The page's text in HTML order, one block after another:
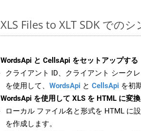
XLS Files to XLT SDK での
WordsApi と CellsApi をセットアップする
クライアント ID、クライアント シーク
を使用して、 WordsApi と CellsApi を初
WordsApi を使用して XLS を HTML に変
ローカル ファイル名と形式を HTML に
を作成します。